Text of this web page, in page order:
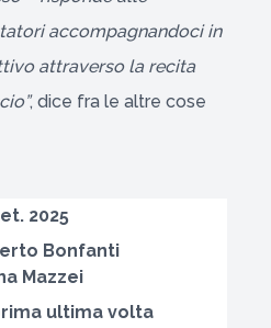
accompagnandoci in
attraverso la recita
, dice fra le altre cose
2025
Bonfanti
Mazzei
ultima volta